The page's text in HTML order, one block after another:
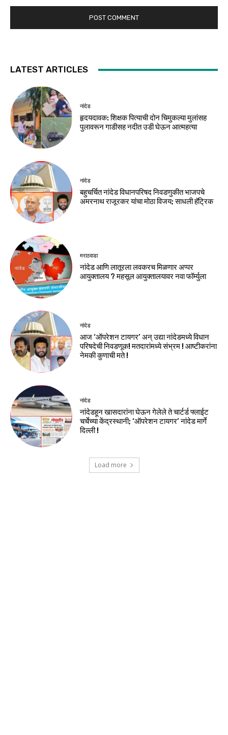
LATEST ARTICLES
नांदेड
हृदयदावक: शिक्षक पित्याची दोन चिमुकल्या मुलांसह
पुलावरून गाडीसह नदीत उडी घेऊन आत्महत्या
नांदेड
बहुचर्चित नांदेड विधानपरिषद निवडणुकीत भाजपचे
अमरनाथ राजूरकर यांचा मोठा विजय; साधली हॅट्रिक
मराठवाडा
नांदेड आणि लातूरला लवकरच मिळणार अप्पर
आयुक्तालय ? महसूल आयुक्तालयावर नवा फॉर्म्युला
नांदेड
आज ‘ऑपरेशन टायगर’ अन् उद्या नांदेडमध्ये विधान
परिषदेची निवडणूक! मतदारांमध्ये संभ्रम ! आष्टीकरांना
नेमकी कुणाची मते !
नांदेड
नांदेडहून खासदारांना घेऊन गेलेले ते चार्टर्ड फ्लाईट
चर्चेच्या केंद्रस्थानी; ‘ऑपरेशन टायगर’ नांदेड मार्गे
दिल्ली !
Load more